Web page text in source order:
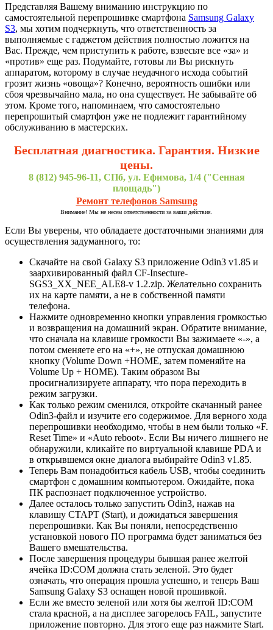
Представляя Вашему вниманию инструкцию по
самостоятельной перепрошивке смартфона Samsung Galaxy
S3, мы хотим подчеркнуть, что ответственность за
выполняемые с гаджетом действия полностью ложится на
Вас. Прежде, чем приступить к работе, взвесьте все «за» и
«против» еще раз. Подумайте, готовы ли Вы рискнуть
аппаратом, которому в случае неудачного исхода событий
грозит жизнь «овоща»? Конечно, вероятность ошибки или
сбоя чрезвычайно мала, но она существует. Не забывайте об
этом. Кроме того, напоминаем, что самостоятельно
перепрошитый смартфон уже не подлежит гарантийному
обслуживанию в мастерских.
Бесплатная диагностика. Гарантия. Низкие
цены.
8 (812) 945-96-11, СПб, ул. Ефимова, 1/4 ("Сенная
площадь")
Ремонт телефонов Samsung
Внимание! Мы не несем ответственности за ваши действия.
Если Вы уверены, что обладаете достаточными знаниями для
осуществления задуманного, то:
Скачайте на свой Galaxy S3 приложение Odin3 v1.85 и
заархивированный файл CF-Insecture-
SGS3_XX_NEE_ALE8-v 1.2.zip. Желательно сохранить
их на карте памяти, а не в собственной памяти
телефона.
Нажмите одновременно кнопки управления громкостью
и возвращения на домашний экран. Обратите внимание,
что сначала на клавише громкости Вы зажимаете «-», а
потом сменяете его на «+», не отпуская домашнюю
кнопку (Volume Down +HOME, затем поменяйте на
Volume Up + HOME). Таким образом Вы
просигнализируете аппарату, что пора переходить в
режим загрузки.
Как только режим сменился, откройте скачанный ранее
Odin3-файл и изучите его содержимое. Для верного хода
перепрошивки необходимо, чтобы в нем были только «F.
Reset Time» и «Auto reboot». Если Вы ничего лишнего не
обнаружили, кликайте по виртуальной клавише PDA и
в открывшемся окне диалога выбирайте Odin3 v1.85.
Теперь Вам понадобиться кабель USB, чтобы соединить
смартфон с домашним компьютером. Ожидайте, пока
ПК распознает подключенное устройство.
Далее осталось только запустить Odin3, нажав на
клавишу СТАРТ (Start), и дожидаться завершения
перепрошивки. Как Вы поняли, непосредственно
установкой нового ПО программа будет заниматься без
Вашего вмешательства.
После завершения процедуры бывшая ранее желтой
ячейка ID:COM должна стать зеленой. Это будет
означать, что операция прошла успешно, и теперь Ваш
Samsung Galaxy S3 оснащен новой прошивкой.
Если же вместо зеленой или хотя бы желтой ID:COM
стала красной, а на дисплее загорелось FAIL, запустите
приложение повторно. Для этого еще раз нажмите Start.